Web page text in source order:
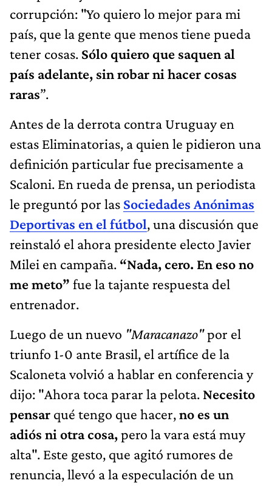
corrupción: "Yo quiero lo mejor para mi
país, que la gente que menos tiene pueda
tener cosas. Sólo quiero que saquen al
país adelante, sin robar ni hacer cosas
raras”.
Antes de la derrota contra Uruguay en
estas Eliminatorias, a quien le pidieron una
definición particular fue precisamente a
Scaloni. En rueda de prensa, un periodista
le preguntó por las Sociedades Anónimas
Deportivas en el fútbol, una discusión que
reinstaló el ahora presidente electo Javier
Milei en campaña. “Nada, cero. En eso no
me meto” fue la tajante respuesta del
entrenador.
Luego de un nuevo "Maracanazo"por el
triunfo 1-0 ante Brasil, el artífice de la
Scaloneta volvió a hablar en conferencia y
dijo: "Ahora toca parar la pelota. Necesito
pensar qué tengo que hacer,no es un
adiós ni otra cosa,pero la vara está muy
alta". Este gesto, que agitó rumores de
renuncia, llevó a la especulación de un